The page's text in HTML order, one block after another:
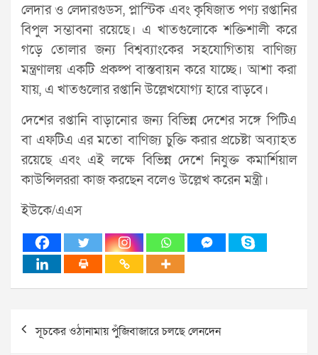
লেদার ও লেদারগুডস, প্লাস্টিক এবং কৃষিজাত পণ্য রপ্তানির
বিপুল সম্ভাবনা রয়েছে। এ খাতগুলোকে শক্তিশালী করে
গড়ে তোলার জন্য বিশ্বব্যাংকের সহযোগিতায় বাণিজ্য
মন্ত্রণালয় একটি প্রকল্প বাস্তবায়ন করে যাচ্ছে। আশা করা
যায়, এ খাতগুলোর রপ্তানি উল্লেখযোগ্য হারে বাড়বে।
দেশের রপ্তানি বাড়ানোর জন্য বিভিন্ন দেশের সঙ্গে পিটিএ
বা এফটিএ এর মতো বাণিজ্য চুক্তি করার প্রচেষ্টা অব্যাহত
রয়েছে এবং এই লক্ষে বিভিন্ন দেশে নিযুক্ত কমার্শিয়াল
কাউন্সিলররা কাজ করছেন বলেও উল্লেখ করেন মন্ত্রী।
ইউকে/এএস
Post
navigation
সূচকের ওঠানামায় পুঁজিবাজারে চলছে লেনদেন